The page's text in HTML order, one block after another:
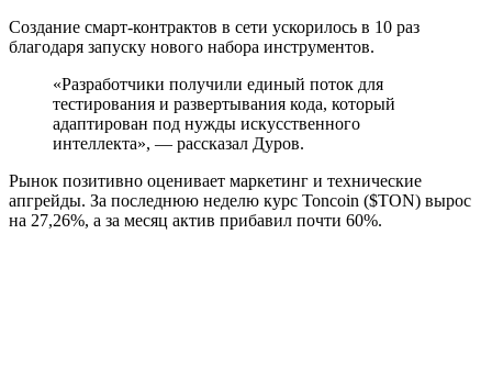
Создание смарт-контрактов в сети ускорилось в 10 раз
благодаря запуску нового набора инструментов.
«Разработчики получили единый поток для
тестирования и развертывания кода, который
адаптирован под нужды искусственного
интеллекта», — рассказал Дуров.
Рынок позитивно оценивает маркетинг и технические
апгрейды. За последнюю неделю курс Toncoin ($TON) вырос
на 27,26%, а за месяц актив прибавил почти 60%.